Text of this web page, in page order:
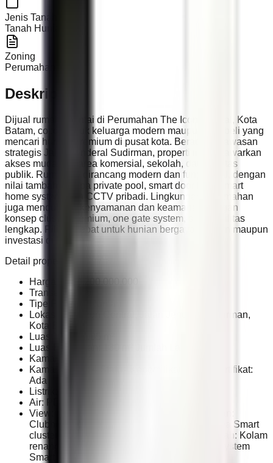
Jenis Tanah
Tanah Hunian
Zoning
Perumahan
Deskripsi
Dijual rumah 3 lantai di Perumahan The Icon Central, Kota
Batam, cocok untuk keluarga modern maupun pembeli yang
mencari hunian premium di pusat kota. Berada di kawasan
strategis Jalan Jenderal Sudirman, properti ini menawarkan
akses mudah ke area komersial, sekolah, dan fasilitas
publik. Rumah ini dirancang modern dan fungsional, dengan
nilai tambah berupa private pool, smart door lock, smart
home system, dan CCTV pribadi. Lingkungan perumahan
juga mendukung kenyamanan dan keamanan dengan
konsep cluster premium, one gate system, serta fasilitas
lengkap. Pilihan tepat untuk hunian bergaya modern maupun
investasi di Batam.
Detail properti:
Harga: Rp 2.200.000.000
Transaksi: Jual
Tipe Properti: Rumah
Lokasi: The Icon Central, Jalan Jenderal Sudirman,
Kota Batam
Luas Tanah: 105 m²
Luas Bangunan: 130 m² Jumlah Lantai: 3
Kamar Tidur: 4
Kamar Mandi: 4 Status Kepemilikan: HGB Sertifikat:
Ada
Listrik: 2.200 Watt
Air: PDAM Zonasi: Commercial area
View: Pemandangan kota Fasilitas perumahan:
Clubhouse & kolam renang Gym & CCTV area Smart
cluster system One gate system Fasilitas rumah: Kolam
renang pribadi Smart door lock Smart home system
Smart community system CCTV pribadi